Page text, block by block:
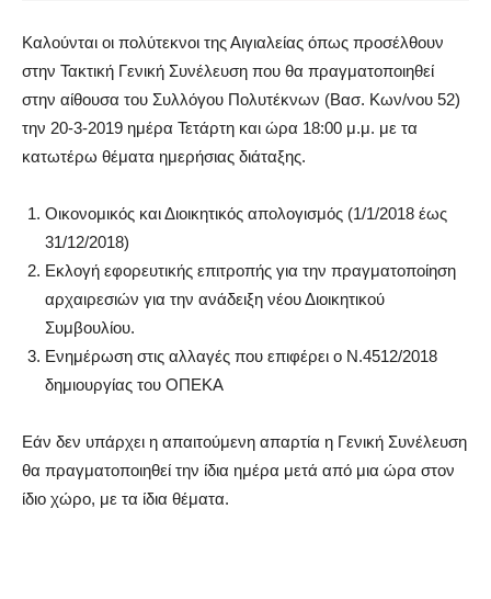
Καλούνται οι πολύτεκνοι της Αιγιαλείας όπως προσέλθουν
στην Τακτική Γενική Συνέλευση που θα πραγματοποιηθεί
στην αίθουσα του Συλλόγου Πολυτέκνων (Βασ. Κων/νου 52)
την 20-3-2019 ημέρα Τετάρτη και ώρα 18:00 μ.μ. με τα
κατωτέρω θέματα ημερήσιας διάταξης.
Οικονομικός και Διοικητικός απολογισμός (1/1/2018 έως
31/12/2018)
Εκλογή εφορευτικής επιτροπής για την πραγματοποίηση
αρχαιρεσιών για την ανάδειξη νέου Διοικητικού
Συμβουλίου.
Ενημέρωση στις αλλαγές που επιφέρει ο Ν.4512/2018
δημιουργίας του ΟΠΕΚΑ
Εάν δεν υπάρχει η απαιτούμενη απαρτία η Γενική Συνέλευση
θα πραγματοποιηθεί την ίδια ημέρα μετά από μια ώρα στον
ίδιο χώρο, με τα ίδια θέματα.